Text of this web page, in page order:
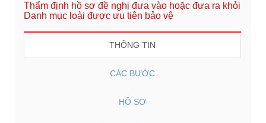
Thẩm định hồ sơ đề nghị đưa vào hoặc đưa ra khỏi
Danh mục loài được ưu tiên bảo vệ
THÔNG TIN
CÁC BƯỚC
HỒ SƠ